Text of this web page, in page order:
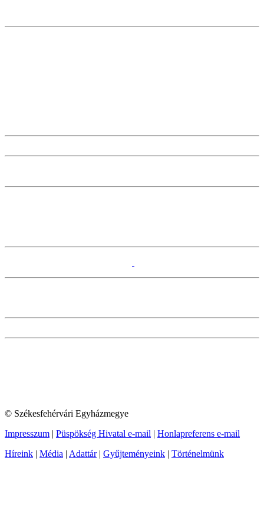
© Székesfehérvári Egyházmegye
Impresszum | Püspökség Hivatal e-mail | Honlapreferens e-mail
Híreink | Média | Adattár| Gyűjteményeink | Történelmünk